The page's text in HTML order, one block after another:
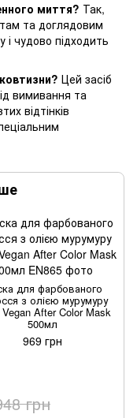
миття? Так,
та доглядовим
чудово підходить
Цей засіб
вимивання та
відтінків
для фарбованого
з олією мурумуру
After Color Mask
500мл
969 грн
грн